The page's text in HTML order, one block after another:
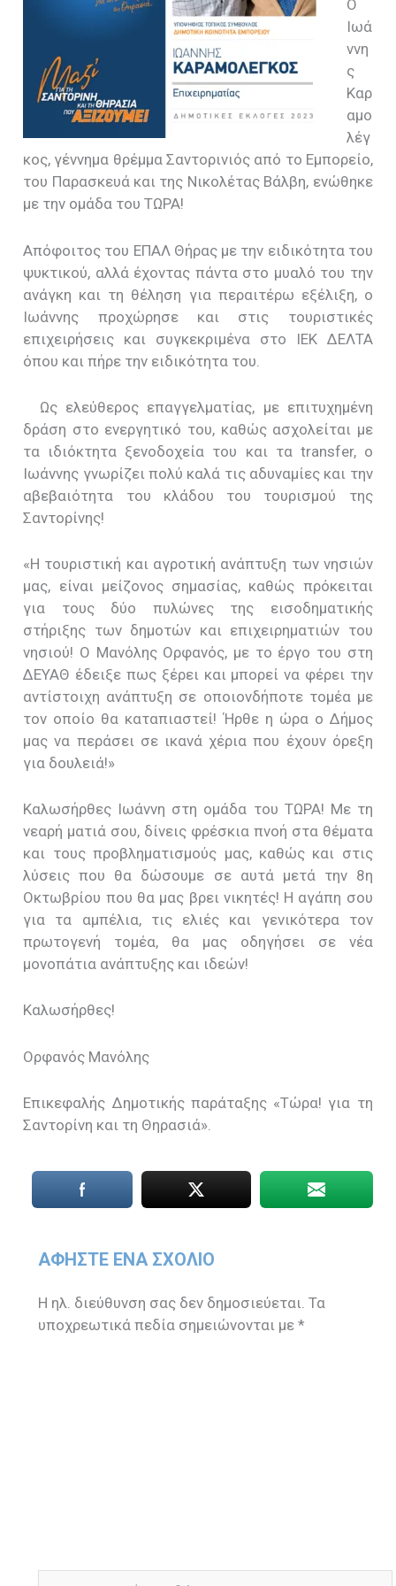
Ο
Ιωά
ννη
ς
Καρ
αμο
λέγ
κος, γέννημα θρέμμα Σαντορινιός από το Εμπορείο,
του Παρασκευά και της Νικολέτας Βάλβη, ενώθηκε
με την ομάδα του ΤΩΡΑ!
Απόφοιτος του ΕΠΑΛ Θήρας με την ειδικότητα του
ψυκτικού, αλλά έχοντας πάντα στο μυαλό του την
ανάγκη και τη θέληση για περαιτέρω εξέλιξη, ο
Ιωάννης προχώρησε και στις τουριστικές
επιχειρήσεις και συγκεκριμένα στο ΙΕΚ ΔΕΛΤΑ
όπου και πήρε την ειδικότητα του.
Ως ελεύθερος επαγγελματίας, με επιτυχημένη
δράση στο ενεργητικό του, καθώς ασχολείται με
τα ιδιόκτητα ξενοδοχεία του και τα transfer, ο
Ιωάννης γνωρίζει πολύ καλά τις αδυναμίες και την
αβεβαιότητα του κλάδου του τουρισμού της
Σαντορίνης!
«Η τουριστική και αγροτική ανάπτυξη των νησιών
μας, είναι μείζονος σημασίας, καθώς πρόκειται
για τους δύο πυλώνες της εισοδηματικής
στήριξης των δημοτών και επιχειρηματιών του
νησιού! Ο Μανόλης Ορφανός, με το έργο του στη
ΔΕΥΑΘ έδειξε πως ξέρει και μπορεί να φέρει την
αντίστοιχη ανάπτυξη σε οποιονδήποτε τομέα με
τον οποίο θα καταπιαστεί! Ήρθε η ώρα ο Δήμος
μας να περάσει σε ικανά χέρια που έχουν όρεξη
για δουλειά!»
Καλωσήρθες Ιωάννη στη ομάδα του ΤΩΡΑ! Με τη
νεαρή ματιά σου, δίνεις φρέσκια πνοή στα θέματα
και τους προβληματισμούς μας, καθώς και στις
λύσεις που θα δώσουμε σε αυτά μετά την 8η
Οκτωβρίου που θα μας βρει νικητές! Η αγάπη σου
για τα αμπέλια, τις ελιές και γενικότερα τον
πρωτογενή τομέα, θα μας οδηγήσει σε νέα
μονοπάτια ανάπτυξης και ιδεών!
Καλωσήρθες!
Ορφανός Μανόλης
Επικεφαλής Δημοτικής παράταξης «Τώρα! για τη
Σαντορίνη και τη Θηρασιά».
ΑΦΉΣΤΕ ΈΝΑ ΣΧΌΛΙΟ
Η ηλ. διεύθυνση σας δεν δημοσιεύεται. Τα
υποχρεωτικά πεδία σημειώνονται με*